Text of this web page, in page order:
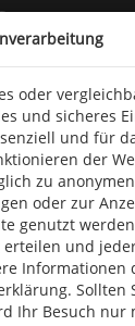
Seite
(06766) 9323-960
Literatur
kleines
oder
und sicheres
und für
der
zu
oder zur
genutzt
und
Informationen
Sollten
Ihr Besuch nur